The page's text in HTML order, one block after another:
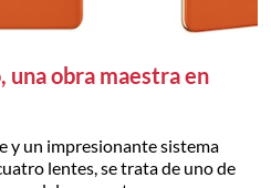
obra maestra en
y un impresionante sistema
lentes, se trata de uno de